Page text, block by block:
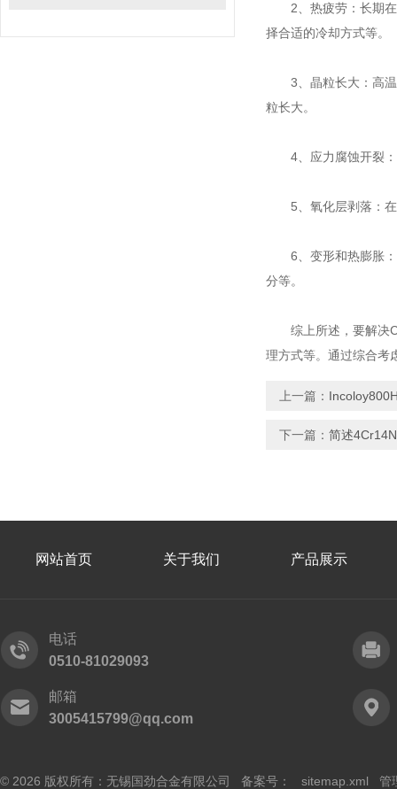
2、热疲劳：长期在
择合适的冷却方式等。
3、晶粒长大：高温
粒长大。
4、应力腐蚀开裂：
5、氧化层剥落：在
6、变形和热膨胀：
分等。
综上所述，要解决
理方式等。通过综合考
上一篇：
下一篇： 简述
网站首页 关于我们 产品展示
电话
0510-81029093
邮箱
3005415799@qq.com
© 2026 版权所有：无锡国劲合金有限公司 备案号： sitemap.xml 管